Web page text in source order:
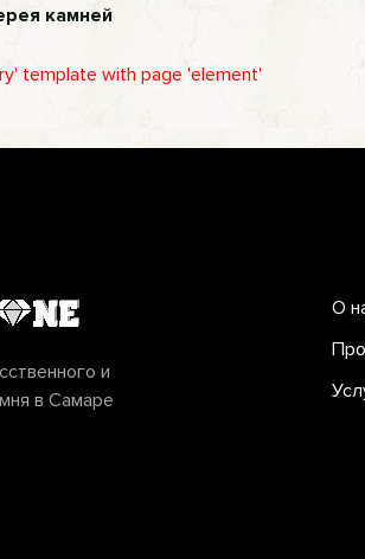
камней
template with page 'element'
и
в Самаре
О